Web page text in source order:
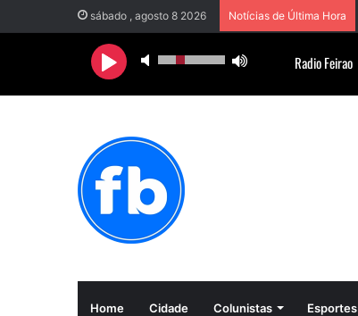
sábado , agosto 8 2026 Notícias de Última Hora
Home Cidade Colunistas Esportes